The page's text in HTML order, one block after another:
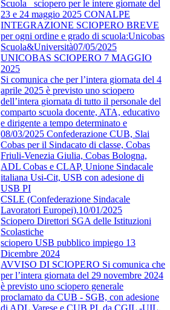
Scuola_ sciopero per le intere giornate del
23 e 24 maggio 2025 CONALPE
INTEGRAZIONE SCIOPERO BREVE
per ogni ordine e grado di scuola:Unicobas
Scuola&Università07/05/2025
UNICOBAS SCIOPERO 7 MAGGIO
2025
Si comunica che per l’intera giornata del 4
aprile 2025 è previsto uno sciopero
dell’intera giornata di tutto il personale del
comparto scuola docente, ATA, educativo
e dirigente a tempo determinato e
08/03/2025 Confederazione CUB, Slai
Cobas per il Sindacato di classe, Cobas
Friuli-Venezia Giulia, Cobas Bologna,
ADL Cobas e CLAP, Unione Sindacale
italiana Usi-Cit, USB con adesione di
USB PI
CSLE (Confederazione Sindacale
Lavoratori Europei).10/01/2025
Sciopero Direttori SGA delle Istituzioni
Scolastiche
sciopero USB pubblico impiego 13
Dicembre 2024
AVVISO DI SCIOPERO Si comunica che
per l’intera giornata del 29 novembre 2024
è previsto uno sciopero generale
proclamato da CUB - SGB, con adesione